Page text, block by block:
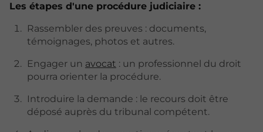
Les étapes d'une procédure judiciaire :
Rassembler des preuves : documents,
témoignages, photos et autres.
Engager un avocat : un professionnel du droit
pourra orienter la procédure.
Introduire la demande : le recours doit être
déposé auprès du tribunal compétent.